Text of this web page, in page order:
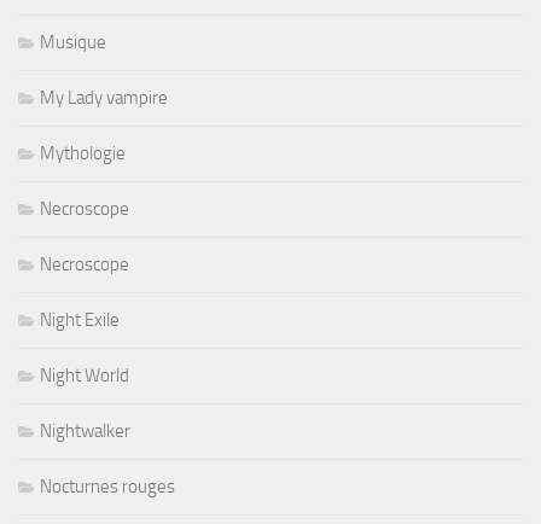
Musique
My Lady vampire
Mythologie
Necroscope
Necroscope
Night Exile
Night World
Nightwalker
Nocturnes rouges